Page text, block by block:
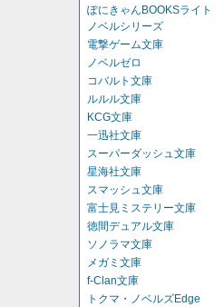
ぽにきゃんBOOKSライト
ノベルシリーズ
電撃ゲーム文庫
ノベルゼロ
コバルト文庫
ルルル文庫
KCG文庫
一迅社文庫
スーパーダッシュ文庫
星海社文庫
スマッシュ文庫
富士見ミステリー文庫
徳間デュアル文庫
ソノラマ文庫
メガミ文庫
f-Clan文庫
トクマ・ノベルズEdge